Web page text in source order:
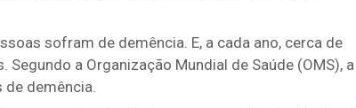
sofram de demência. E, a cada ano, cerca de
a Organização Mundial de Saúde (OMS), a
de demência.